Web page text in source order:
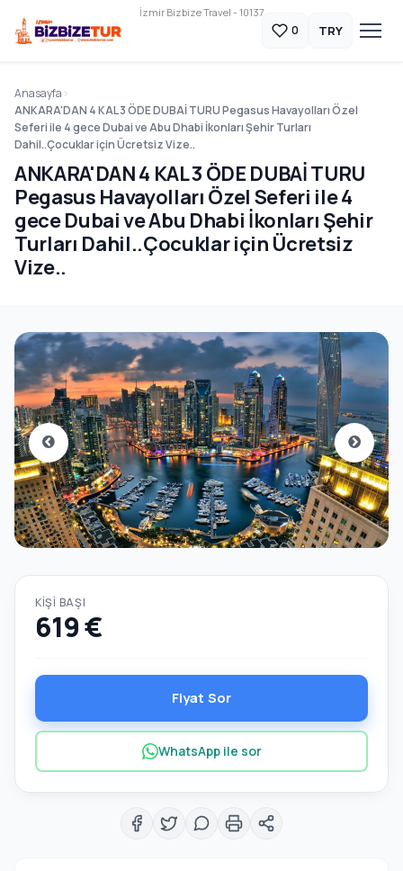
İzmir Bizbize Travel - 10137
0 TRY
Anasayfa
ANKARA'DAN 4 KAL 3 ÖDE DUBAİ TURU Pegasus Havayolları Özel
Seferi ile 4 gece Dubai ve Abu Dhabi İkonları Şehir Turları
Dahil..Çocuklar için Ücretsiz Vize..
ANKARA'DAN 4 KAL 3 ÖDE DUBAİ TURU
Pegasus Havayolları Özel Seferi ile 4
gece Dubai ve Abu Dhabi İkonları Şehir
Turları Dahil..Çocuklar için Ücretsiz
Vize..
KIŞI BAŞI
619 €
Fiyat Sor
WhatsApp ile sor